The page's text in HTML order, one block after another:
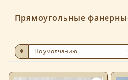
Прямоугольные